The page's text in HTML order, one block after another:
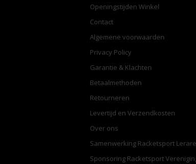
Openingstijden Winkel
Contact
Algemene voorwaarden
Privacy Policy
Garantie & Klachten
Betaalmethoden
Retourneren
Levertijd en Verzendkosten
Over ons
Samenwerking Racketsport
Sponsoring Racketsport